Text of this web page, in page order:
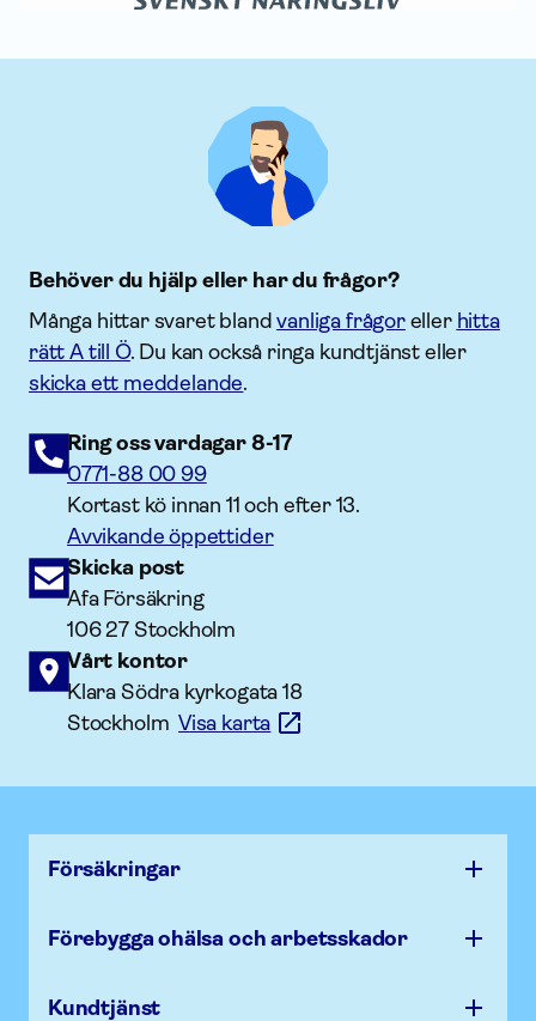
Behöver du hjälp eller har du frågor?
Många hittar svaret blandvanliga frågoreller hitta
rätt A till Ö. Du kan också ringa kundtjänst eller
skicka ett meddelande.
Ring oss vardagar 8-17
0771-88 00 99
Kortast kö innan 11 och efter 13.
Avvikande öppettider
Skicka post
Afa Försäkring
106 27 Stockholm
Vårt kontor
Klara Södra kyrkogata 18
StockholmVisa karta
Försäk­ringar
Förebygga ohälsa och arbets­skador
Kundtjänst